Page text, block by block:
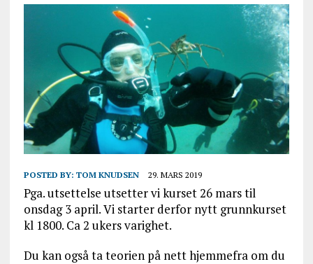
POSTED BY: TOM KNUDSEN 29. MARS 2019
Pga. utsettelse utsetter vi kurset 26 mars til
onsdag 3 april. Vi starter derfor nytt grunnkurset
kl 1800. Ca 2 ukers varighet.
Du kan også ta teorien på nett hjemmefra om du